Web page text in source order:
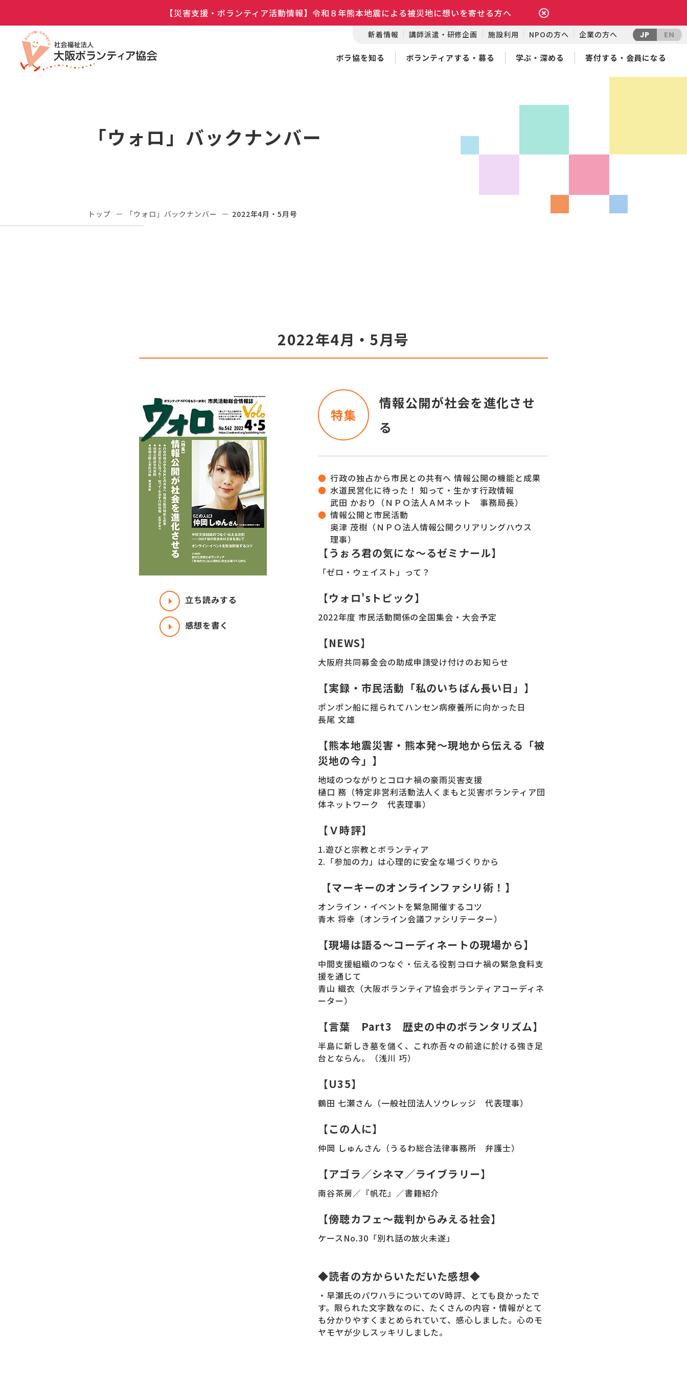
【災害支援・ボランティア活動情報】令和８年熊本地震による被災地に想いを寄せる方へ
新着情報 講師派遣・研修企画 施設利用 NPOの方へ 企業の方へ JP EN
ボラ協を知る ボランティアする・募る 学ぶ・深める 寄付する・会員になる
「ウォロ」バックナンバー
トップ 「ウォロ」バックナンバー 2022年4月・5月号
2022年4月・5月号
立ち読みする
感想を書く
特集
情報公開が社会を進化させ
る
行政の独占から市民との共有へ 情報公開の機能と成果
水道民営化に待った！ 知って・生かす行政情報
武田 かおり（ＮＰＯ法人ＡＭネット 事務局長）
情報公開と市民活動
奥津 茂樹（ＮＰＯ法人情報公開クリアリングハウス
理事）
【うぉろ君の気にな～るゼミナール】
「ゼロ・ウェイスト」って？
【ウォロ'sトピック】
2022年度 市民活動関係の全国集会・大会予定
【NEWS】
大阪府共同募金会の助成申請受け付けのお知らせ
【実録・市民活動「私のいちばん長い日」】
ポンポン船に揺られてハンセン病療養所に向かった日
長尾 文雄
【熊本地震災害・熊本発～現地から伝える「被
災地の今」】
地域のつながりとコロナ禍の豪雨災害支援
樋口 務（特定非営利活動法人くまもと災害ボランティア団
体ネットワーク 代表理事）
【Ｖ時評】
1.遊びと宗教とボランティア
2.「参加の力」は心理的に安全な場づくりから
【マーキーのオンラインファシリ術！】
オンライン・イベントを緊急開催するコツ
青木 将幸（オンライン会議ファシリテーター）
【現場は語る～コーディネートの現場から】
中間支援組織のつなぐ・伝える役割――コロナ禍の緊急食料支
援を通じて
青山 織衣（大阪ボランティア協会ボランティアコーディネ
ーター）
【言葉 Part3 歴史の中のボランタリズム】
半島に新しき墓を儲く、これ亦吾々の前途に於ける強き足
台とならん。（浅川 巧）
【U35】
鶴田 七瀬さん（一般社団法人ソウレッジ 代表理事）
【この人に】
仲岡 しゅんさん（うるわ総合法律事務所 弁護士）
【アゴラ／シネマ／ライブラリー】
南谷茶房／『帆花』／書籍紹介
【傍聴カフェ～裁判からみえる社会】
ケースNo.30「別れ話の放火未遂」
◆読者の方からいただいた感想◆
・早瀬氏のパワハラについてのV時評、とても良かったで
す。限られた文字数なのに、たくさんの内容・情報がとて
も分かりやすくまとめられていて、感心しました。心のモ
ヤモヤが少しスッキリしました。